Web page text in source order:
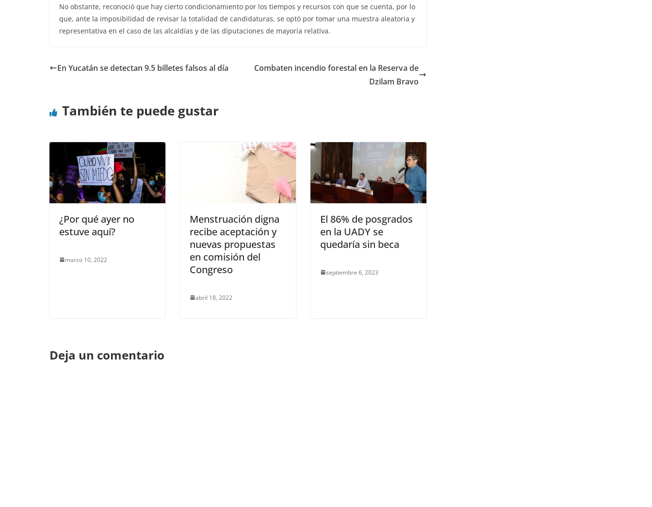
No obstante, reconoció que hay cierto condicionamiento por los tiempos y recursos con que se cuenta, por lo
que, ante la imposibilidad de revisar la totalidad de candidaturas, se optó por tomar una muestra aleatoria y
representativa en el caso de las alcaldías y de las diputaciones de mayoría relativa.
En Yucatán se detectan 9.5 billetes falsos al día
Combaten incendio forestal en la Reserva de
Dzilam Bravo
También te puede gustar
¿Por qué ayer no
estuve aquí?
marzo 10, 2022
Menstruación digna
recibe aceptación y
nuevas propuestas
en comisión del
Congreso
abril 18, 2022
El 86% de posgrados
en la UADY se
quedaría sin beca
septiembre 6, 2023
Deja un comentario